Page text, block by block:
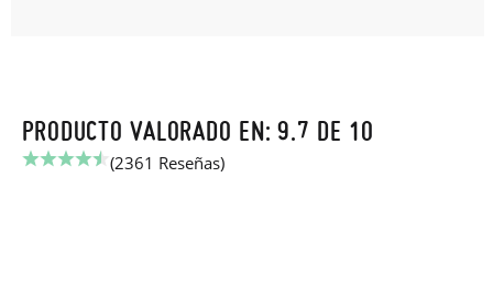
PRODUCTO VALORADO EN: 9.7 DE 10
(2361 Reseñas)